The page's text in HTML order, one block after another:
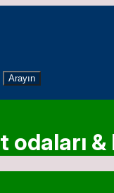
Arayın
odaları